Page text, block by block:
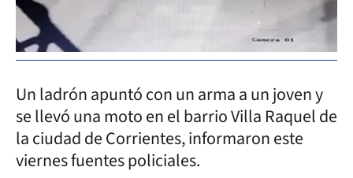
Un ladrón apuntó con un arma a un joven y
se llevó una moto en el barrio Villa Raquel de
la ciudad de Corrientes, informaron este
viernes fuentes policiales.